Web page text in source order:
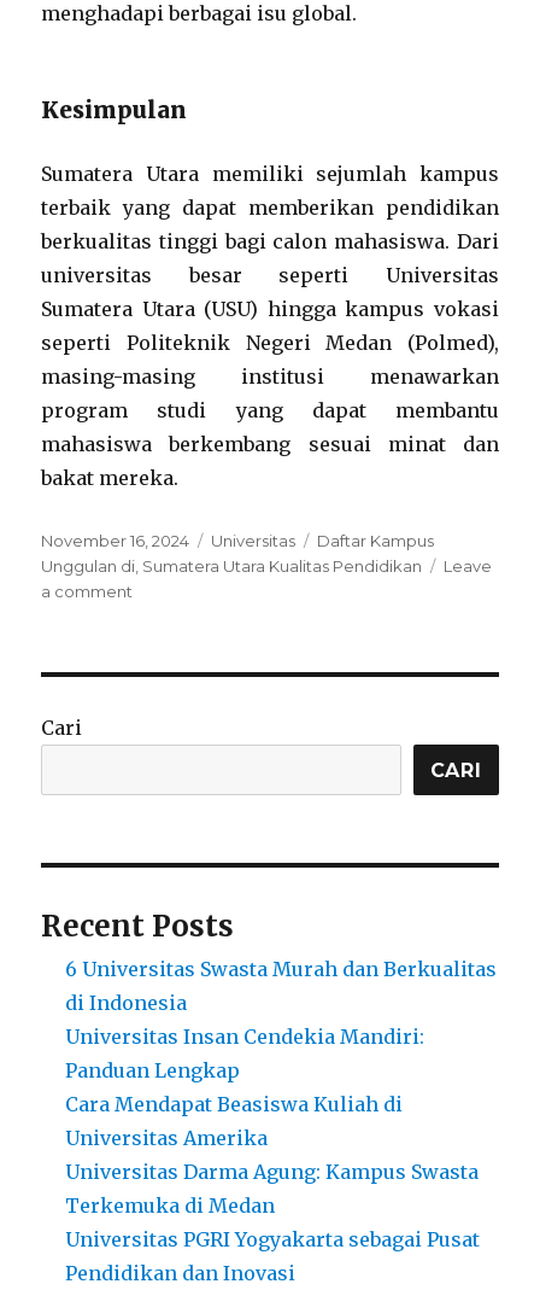
menghadapi berbagai isu global.
Kesimpulan
Sumatera Utara memiliki sejumlah kampus
terbaik yang dapat memberikan pendidikan
berkualitas tinggi bagi calon mahasiswa. Dari
universitas besar seperti Universitas
Sumatera Utara (USU) hingga kampus vokasi
seperti Politeknik Negeri Medan (Polmed),
masing-masing institusi menawarkan
program studi yang dapat membantu
mahasiswa berkembang sesuai minat dan
bakat mereka.
Posted
on
November 16, 2024 Categories
Universitas Tags
Daftar Kampus
Unggulan di Sumatera Utara Kualitas Pendidikan
Leave
a comment
Utara
Pendidikan
Cari
CARI
Recent Posts
6 Universitas Swasta Murah dan Berkualitas
di Indonesia
Universitas Insan Cendekia Mandiri:
Panduan Lengkap
Cara Mendapat Beasiswa Kuliah di
Universitas Amerika
Universitas Darma Agung: Kampus Swasta
Terkemuka di Medan
Universitas PGRI Yogyakarta sebagai Pusat
Pendidikan dan Inovasi